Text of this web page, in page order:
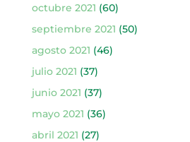
octubre 2021 (60)
septiembre 2021 (50)
agosto 2021 (46)
julio 2021 (37)
junio 2021 (37)
mayo 2021 (36)
abril 2021 (27)